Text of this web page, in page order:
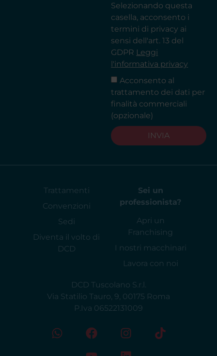
Selezionando questa
casella, acconsento i
termini di privacy ai
sensi dell'art. 13 del
GDPR Leggi
l'informativa privacy
Acconsento al
trattamento dei dati per
finalità commerciali
(opzionale)
INVIA
DCD Tuscolano S.r.l.
Via Statilio Tauro, 9, 00175 Roma
P.Iva 06522131009
Trattamenti
Convenzioni
Sedi
Diventa il volto di
DCD
Sei un
professionista?
Apri un
Franchising
I nostri macchinari
Lavora con noi